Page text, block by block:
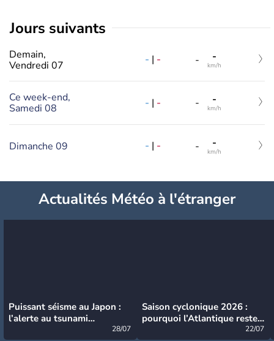
jours suivants
Demain,
Vendredi 07
- | - - -
km/h
Ce week-end,
Samedi 08
- | - - -
km/h
Dimanche 09 - | - - -
km/h
Actualités Météo à l'étranger
Puissant séisme au Japon :
l’alerte au tsunami
28/07
Saison cyclonique 2026 :
pourquoi l’Atlantique reste
22/07